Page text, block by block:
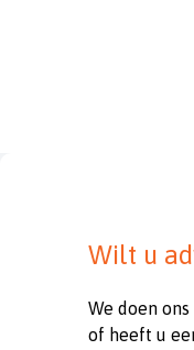
Wilt u
We doen
of heeft u